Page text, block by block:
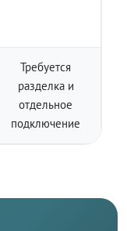
Требуется
разделка и
отдельное
подключение